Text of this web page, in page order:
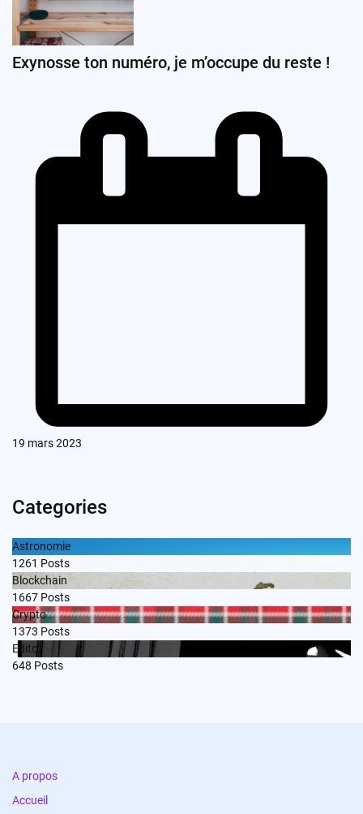
Exynosse ton numéro, je m’occupe du reste !
19 mars 2023
Categories
Astronomie
1261 Posts
Blockchain
1667 Posts
Crypto
1373 Posts
Edito
648 Posts
A propos
Accueil